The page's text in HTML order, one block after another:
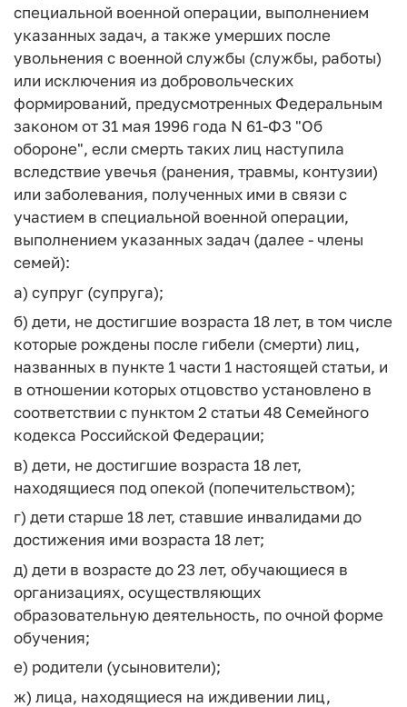
специальной военной операции, выполнением
указанных задач, а также умерших после
увольнения с военной службы (службы, работы)
или исключения из добровольческих
формирований, предусмотренных Федеральным
законом от 31 мая 1996 года N 61-ФЗ "Об
обороне", если смерть таких лиц наступила
вследствие увечья (ранения, травмы, контузии)
или заболевания, полученных ими в связи с
участием в специальной военной операции,
выполнением указанных задач (далее - члены
семей):
а) супруг (супруга);
б) дети, не достигшие возраста 18 лет, в том числе
которые рождены после гибели (смерти) лиц,
названных в пункте 1 части 1 настоящей статьи, и
в отношении которых отцовство установлено в
соответствии с пунктом 2 статьи 48 Семейного
кодекса Российской Федерации;
в) дети, не достигшие возраста 18 лет,
находящиеся под опекой (попечительством);
г) дети старше 18 лет, ставшие инвалидами до
достижения ими возраста 18 лет;
д) дети в возрасте до 23 лет, обучающиеся в
организациях, осуществляющих
образовательную деятельность, по очной форме
обучения;
е) родители (усыновители);
ж) лица, находящиеся на иждивении лиц,